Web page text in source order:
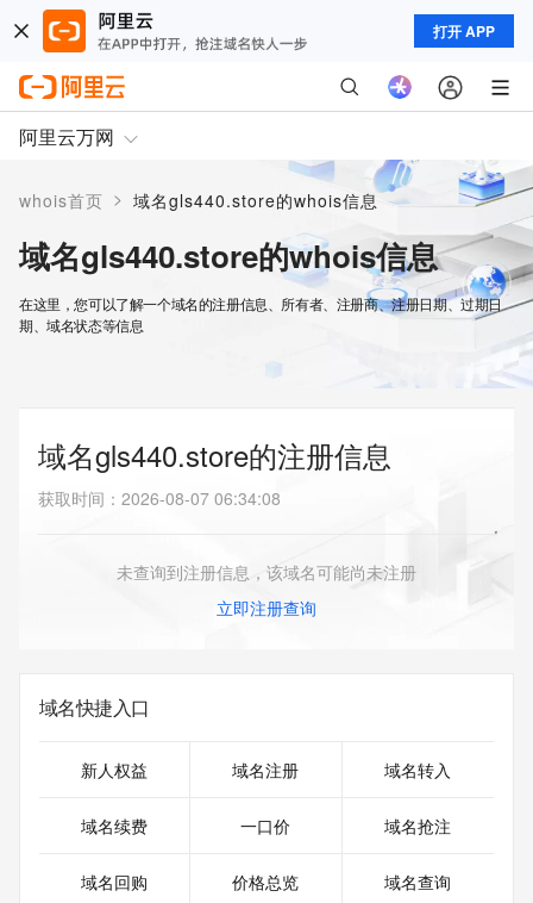
打开 APP
阿里云万网
whois首页 > 域名gls440.store的whois信息
域名gls440.store的whois信息
在这里，您可以了解一个域名的注册信息、所有者、注册商、注册日期、过期日
期、域名状态等信息
域名gls440.store的注册信息
获取时间 ： 2026-08-07 06:34:08
未查询到注册信息，该域名可能尚未注册
立即注册查询
域名快捷入口
新人权益 域名注册 域名转入
域名续费 一口价 域名抢注
域名回购 价格总览 域名查询